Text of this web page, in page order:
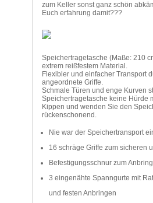
zum Keller sonst ganz schön
Euch erfahrung damit???
Speichertragetasche (Maße: 210
extrem reißfestem Material.
Flexibler und einfacher Transport
angeordnete Griffe.
Schmale Türen und enge Kurven
Speichertragetasche keine Hürde
Kippen und wenden Sie den
rückenschonend.
Nie war der Speichertransport
16 schräge Griffe zum sicheren
Befestigungsschnur zum
3 eingenähte Spanngurte mit
und festen Anbringen